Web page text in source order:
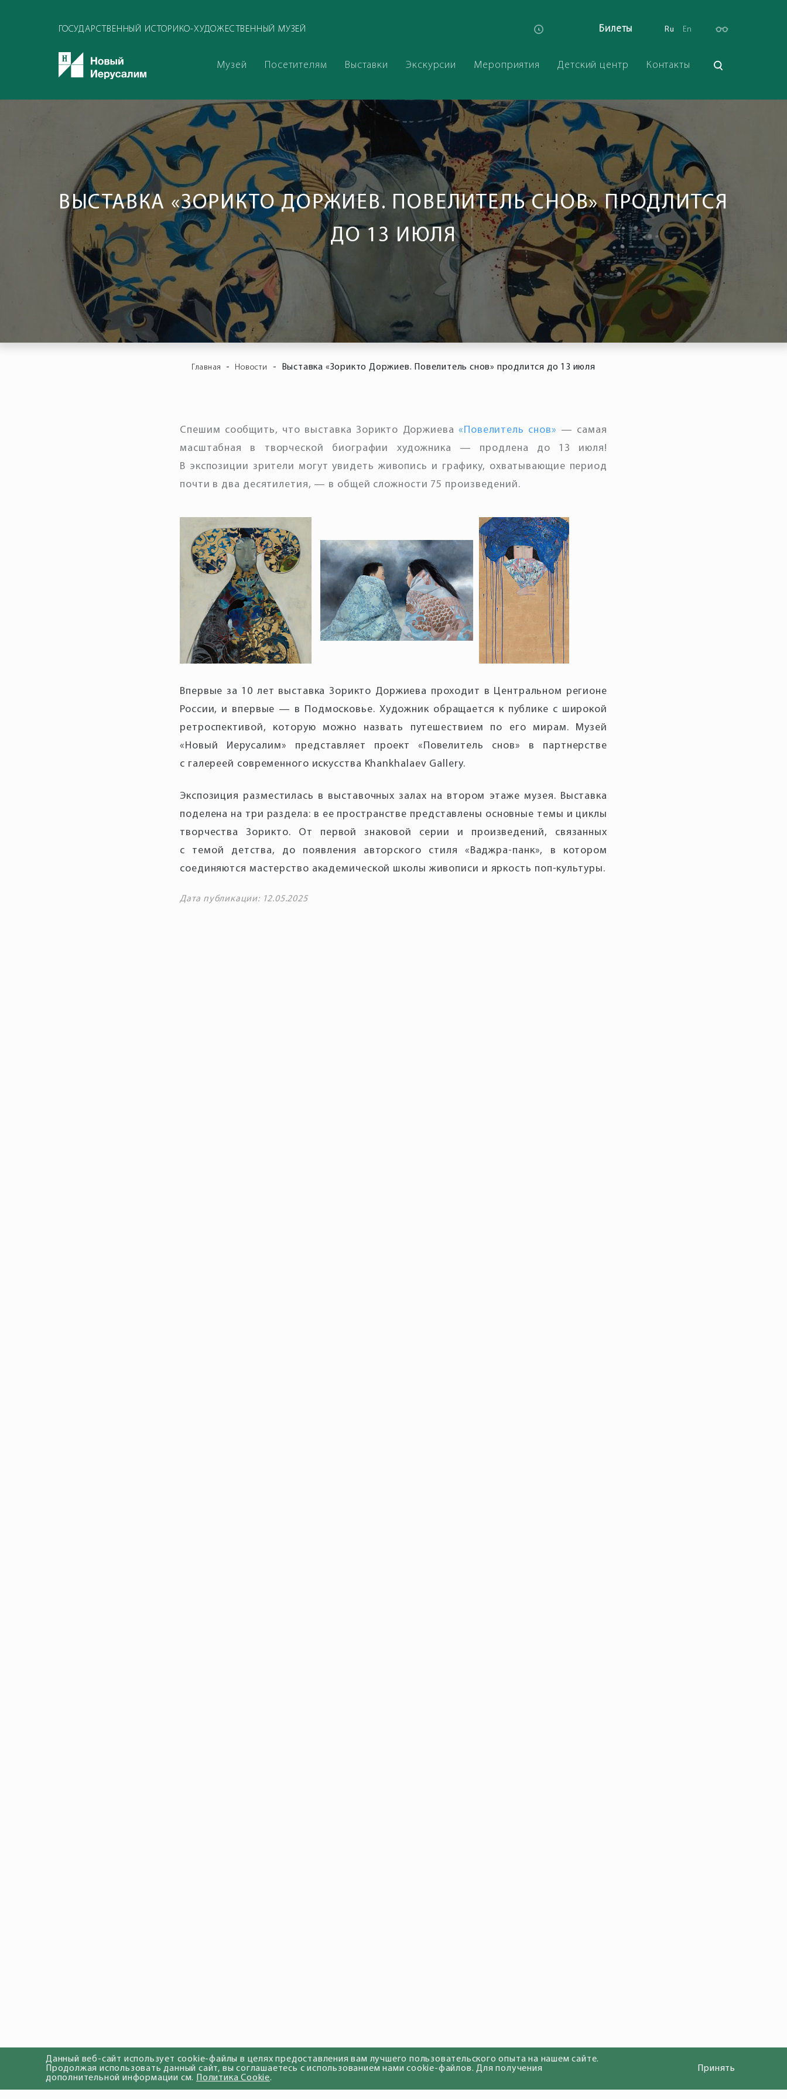
ГОСУДАРСТВЕННЫЙ ИСТОРИКО-ХУДОЖЕСТВЕННЫЙ МУЗЕЙ Билеты Ru En
Музей Посетителям Выставки Экскурсии Мероприятия Детский центр Контакты
ВЫСТАВКА «ЗОРИКТО ДОРЖИЕВ. ПОВЕЛИТЕЛЬ СНОВ» ПРОДЛИТСЯ
ДО 13 ИЮЛЯ
Главная - Новости - Выставка «Зорикто Доржиев. Повелитель снов» продлится до 13 июля
Спешим сообщить, что выставка Зорикто Доржиева«Повелитель снов» — самая
масштабная в творческой биографии художника — продлена до 13 июля!
В экспозиции зрители могут увидеть живопись и графику, охватывающие период
почти в два десятилетия, — в общей сложности 75 произведений.
Впервые за 10 лет выставка Зорикто Доржиева проходит в Центральном регионе
России, и впервые — в Подмосковье. Художник обращается к публике с широкой
ретроспективой, которую можно назвать путешествием по его мирам. Музей
«Новый Иерусалим» представляет проект «Повелитель снов» в партнерстве
с галереей современного искусства Khankhalaev Gallery.
Экспозиция разместилась в выставочных залах на втором этаже музея. Выставка
поделена на три раздела: в ее пространстве представлены основные темы и циклы
творчества Зорикто. От первой знаковой серии и произведений, связанных
с темой детства, до появления авторского стиля «Ваджра-панк», в котором
соединяются мастерство академической школы живописи и яркость поп-культуры.
Дата публикации: 12.05.2025
Данный веб-сайт использует cookie-файлы в целях предоставления вам лучшего пользовательского опыта на нашем сайте.
Продолжая использовать данный сайт, вы соглашаетесь с использованием нами cookie-файлов. Для получения
дополнительной информации см.
Политика Cookie.
Принять